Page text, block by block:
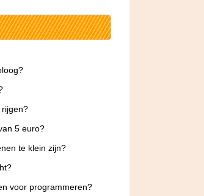
5 euro?
te klein zijn?
voor programmeren?